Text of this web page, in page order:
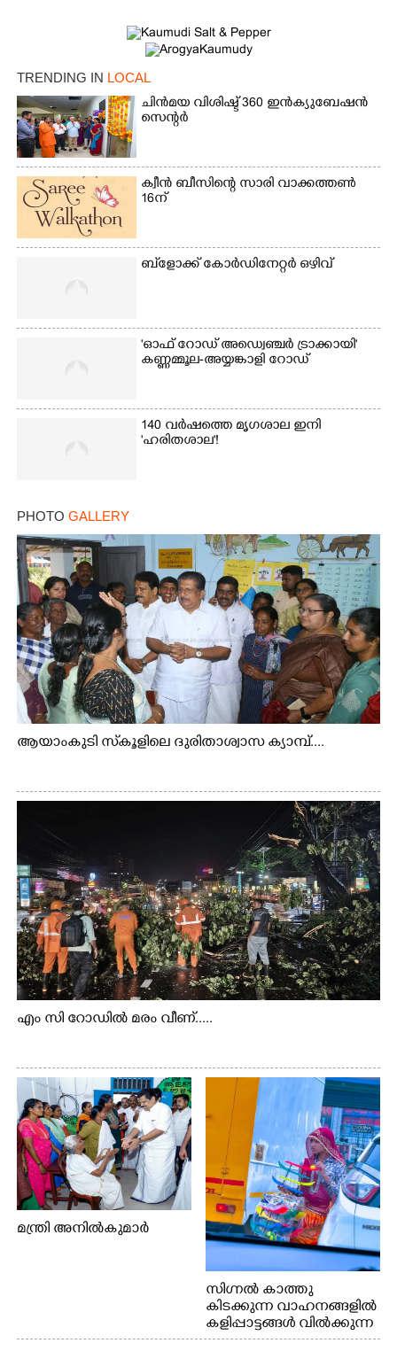
TRENDING IN LOCAL
ചിൻമയ വിശിഷ്ട് 360 ഇൻക്യുബേഷൻ
സെന്റർ
ക്വീൻ ബീസിന്റെ സാരി വാക്കത്തൺ
16ന്
ബ്‌ളോക്ക് കോർഡിനേറ്റർ ഒഴിവ്
'ഓഫ് റോഡ് അഡ്വെഞ്ചർ ട്രാക്കായി'
കണ്ണമ്മൂല-അയ്യങ്കാളി റോഡ്
140 വർഷത്തെ മൃഗശാല ഇനി
'ഹരിതശാല'!
PHOTO GALLERY
ആയാംകുടി സ്‌കൂളിലെ ദുരിതാശ്വാസ ക്യാമ്പ്....
എം സി റോഡിൽ മരം വീണ്.....
മന്ത്രി അനിൽകുമാർ
സിഗ്നൽ കാത്തു
കിടക്കുന്ന വാഹനങ്ങളിൽ
കളിപ്പാട്ടങ്ങൾ വിൽക്കുന്ന
നാടോടി യുവതി. ഇടപ്പള്ളി
Share this link